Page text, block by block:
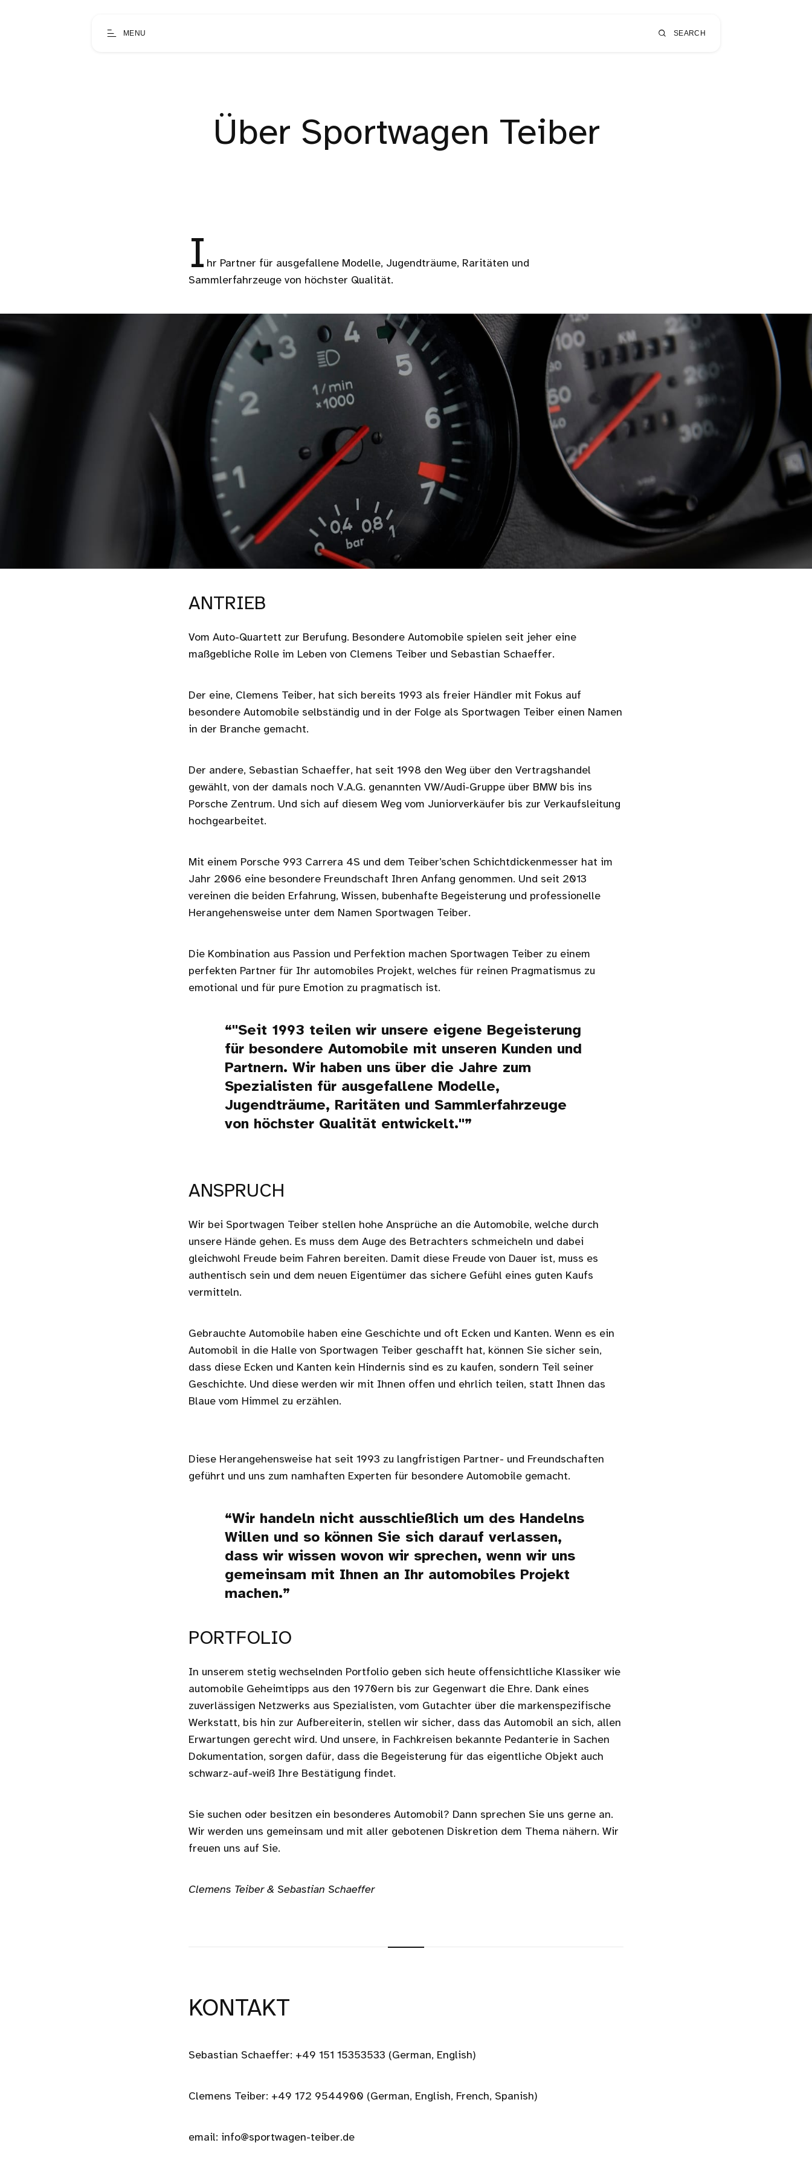
MENU SEARCH
Über Sportwagen Teiber
I hr Partner für ausgefallene Modelle, Jugendträume, Raritäten und
Sammlerfahrzeuge von höchster Qualität.
ANTRIEB
Vom Auto-Quartett zur Berufung. Besondere Automobile spielen seit jeher eine
maßgebliche Rolle im Leben von Clemens Teiber und Sebastian Schaeffer.
Der eine, Clemens Teiber, hat sich bereits 1993 als freier Händler mit Fokus auf
besondere Automobile selbständig und in der Folge als Sportwagen Teiber einen Namen
in der Branche gemacht.
Der andere, Sebastian Schaeffer, hat seit 1998 den Weg über den Vertragshandel
gewählt, von der damals noch V.A.G. genannten VW/Audi-Gruppe über BMW bis ins
Porsche Zentrum. Und sich auf diesem Weg vom Juniorverkäufer bis zur Verkaufsleitung
hochgearbeitet.
Mit einem Porsche 993 Carrera 4S und dem Teiber’schen Schichtdickenmesser hat im
Jahr 2006 eine besondere Freundschaft Ihren Anfang genommen. Und seit 2013
vereinen die beiden Erfahrung, Wissen, bubenhafte Begeisterung und professionelle
Herangehensweise unter dem Namen Sportwagen Teiber.
Die Kombination aus Passion und Perfektion machen Sportwagen Teiber zu einem
perfekten Partner für Ihr automobiles Projekt, welches für reinen Pragmatismus zu
emotional und für pure Emotion zu pragmatisch ist.
"Seit 1993 teilen wir unsere eigene Begeisterung
für besondere Automobile mit unseren Kunden und
Partnern. Wir haben uns über die Jahre zum
Spezialisten für ausgefallene Modelle,
Jugendträume, Raritäten und Sammlerfahrzeuge
von höchster Qualität entwickelt."
ANSPRUCH
Wir bei Sportwagen Teiber stellen hohe Ansprüche an die Automobile, welche durch
unsere Hände gehen. Es muss dem Auge des Betrachters schmeicheln und dabei
gleichwohl Freude beim Fahren bereiten. Damit diese Freude von Dauer ist, muss es
authentisch sein und dem neuen Eigentümer das sichere Gefühl eines guten Kaufs
vermitteln.
Gebrauchte Automobile haben eine Geschichte und oft Ecken und Kanten. Wenn es ein
Automobil in die Halle von Sportwagen Teiber geschafft hat, können Sie sicher sein,
dass diese Ecken und Kanten kein Hindernis sind es zu kaufen, sondern Teil seiner
Geschichte. Und diese werden wir mit Ihnen offen und ehrlich teilen, statt Ihnen das
Blaue vom Himmel zu erzählen.
Diese Herangehensweise hat seit 1993 zu langfristigen Partner- und Freundschaften
geführt und uns zum namhaften Experten für besondere Automobile gemacht.
Wir handeln nicht ausschließlich um des Handelns
Willen und so können Sie sich darauf verlassen,
dass wir wissen wovon wir sprechen, wenn wir uns
gemeinsam mit Ihnen an Ihr automobiles Projekt
machen.
PORTFOLIO
In unserem stetig wechselnden Portfolio geben sich heute offensichtliche Klassiker wie
automobile Geheimtipps aus den 1970ern bis zur Gegenwart die Ehre. Dank eines
zuverlässigen Netzwerks aus Spezialisten, vom Gutachter über die markenspezifische
Werkstatt, bis hin zur Aufbereiterin, stellen wir sicher, dass das Automobil an sich, allen
Erwartungen gerecht wird. Und unsere, in Fachkreisen bekannte Pedanterie in Sachen
Dokumentation, sorgen dafür, dass die Begeisterung für das eigentliche Objekt auch
schwarz-auf-weiß Ihre Bestätigung findet.
Sie suchen oder besitzen ein besonderes Automobil? Dann sprechen Sie uns gerne an.
Wir werden uns gemeinsam und mit aller gebotenen Diskretion dem Thema nähern. Wir
freuen uns auf Sie.
Clemens Teiber & Sebastian Schaeffer
KONTAKT
Sebastian Schaeffer: +49 151 15353533 (German, English)
Clemens Teiber: +49 172 9544900 (German, English, French, Spanish)
email: info@sportwagen-teiber.de